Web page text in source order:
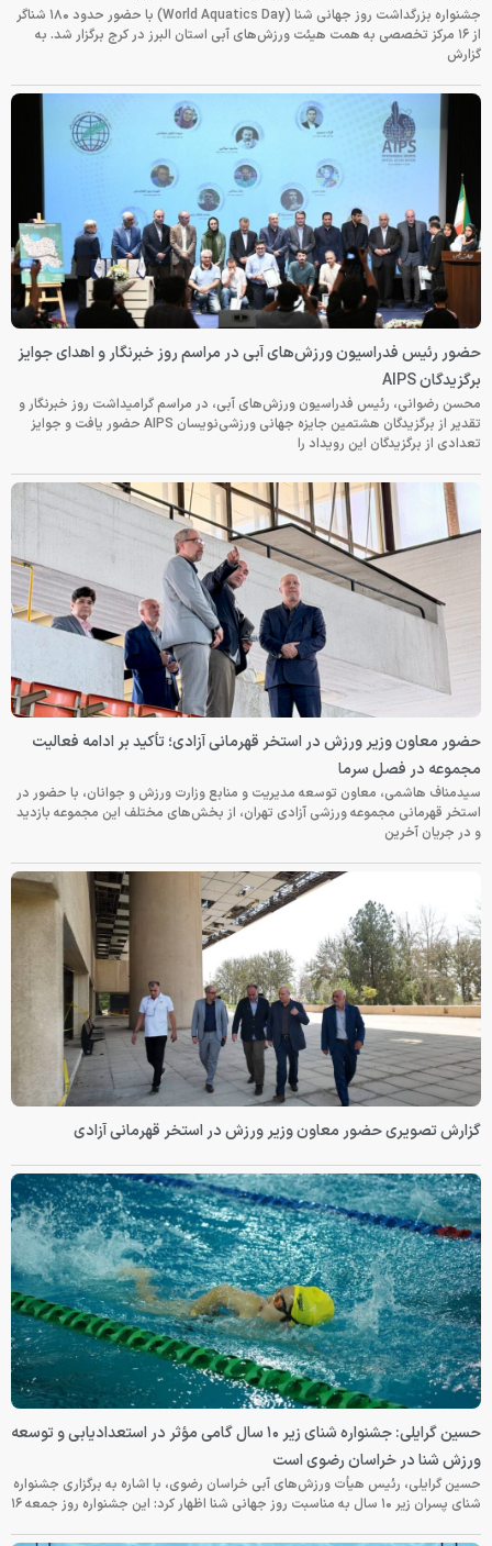
جشنواره بزرگداشت روز جهانی شنا (World Aquatics Day) با حضور حدود ۱۸۰ شناگر
از ۱۶ مرکز تخصصی به همت هیئت ورزش‌های آبی استان البرز در کرج برگزار شد. به
گزارش
حضور رئیس فدراسیون ورزش‌های آبی در مراسم روز خبرنگار و اهدای جوایز
برگزیدگان AIPS
محسن رضوانی، رئیس فدراسیون ورزش‌های آبی، در مراسم گرامیداشت روز خبرنگار و
تقدیر از برگزیدگان هشتمین جایزه جهانی ورزشی‌نویسان AIPS حضور یافت و جوایز
تعدادی از برگزیدگان این رویداد را
حضور معاون وزیر ورزش در استخر قهرمانی آزادی؛ تأکید بر ادامه فعالیت
مجموعه در فصل سرما
سیدمناف هاشمی، معاون توسعه مدیریت و منابع وزارت ورزش و جوانان، با حضور در
استخر قهرمانی مجموعه ورزشی آزادی تهران، از بخش‌های مختلف این مجموعه بازدید
و در جریان آخرین
گزارش تصویری حضور معاون وزیر ورزش در استخر قهرمانی آزادی
حسین گرایلی: جشنواره شنای زیر ۱۰ سال گامی مؤثر در استعدادیابی و توسعه
ورزش شنا در خراسان رضوی است
حسین گرایلی، رئیس هیأت ورزش‌های آبی خراسان رضوی، با اشاره به برگزاری جشنواره
شنای پسران زیر ۱۰ سال به مناسبت روز جهانی شنا اظهار کرد: این جشنواره روز جمعه‌ ۱۶